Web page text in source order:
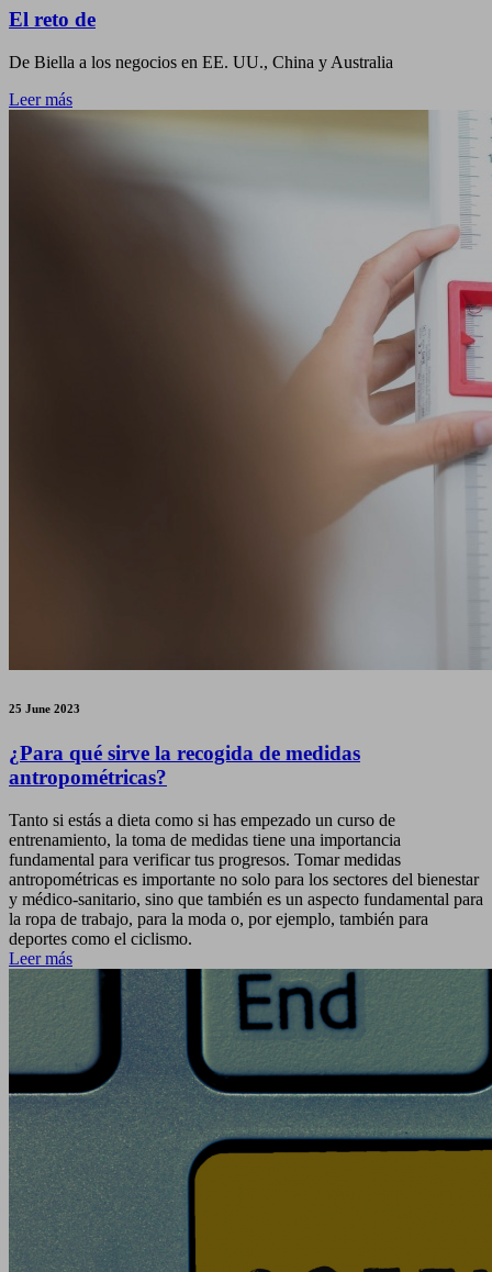
El reto de
De Biella a los negocios en EE. UU., China y Australia
Leer más
25 June 2023
¿Para qué sirve la recogida de medidas
antropométricas?
Tanto si estás a dieta como si has empezado un curso de
entrenamiento, la toma de medidas tiene una importancia
fundamental para verificar tus progresos. Tomar medidas
antropométricas es importante no solo para los sectores del bienestar
y médico-sanitario, sino que también es un aspecto fundamental para
la ropa de trabajo, para la moda o, por ejemplo, también para
deportes como el ciclismo.
Leer más